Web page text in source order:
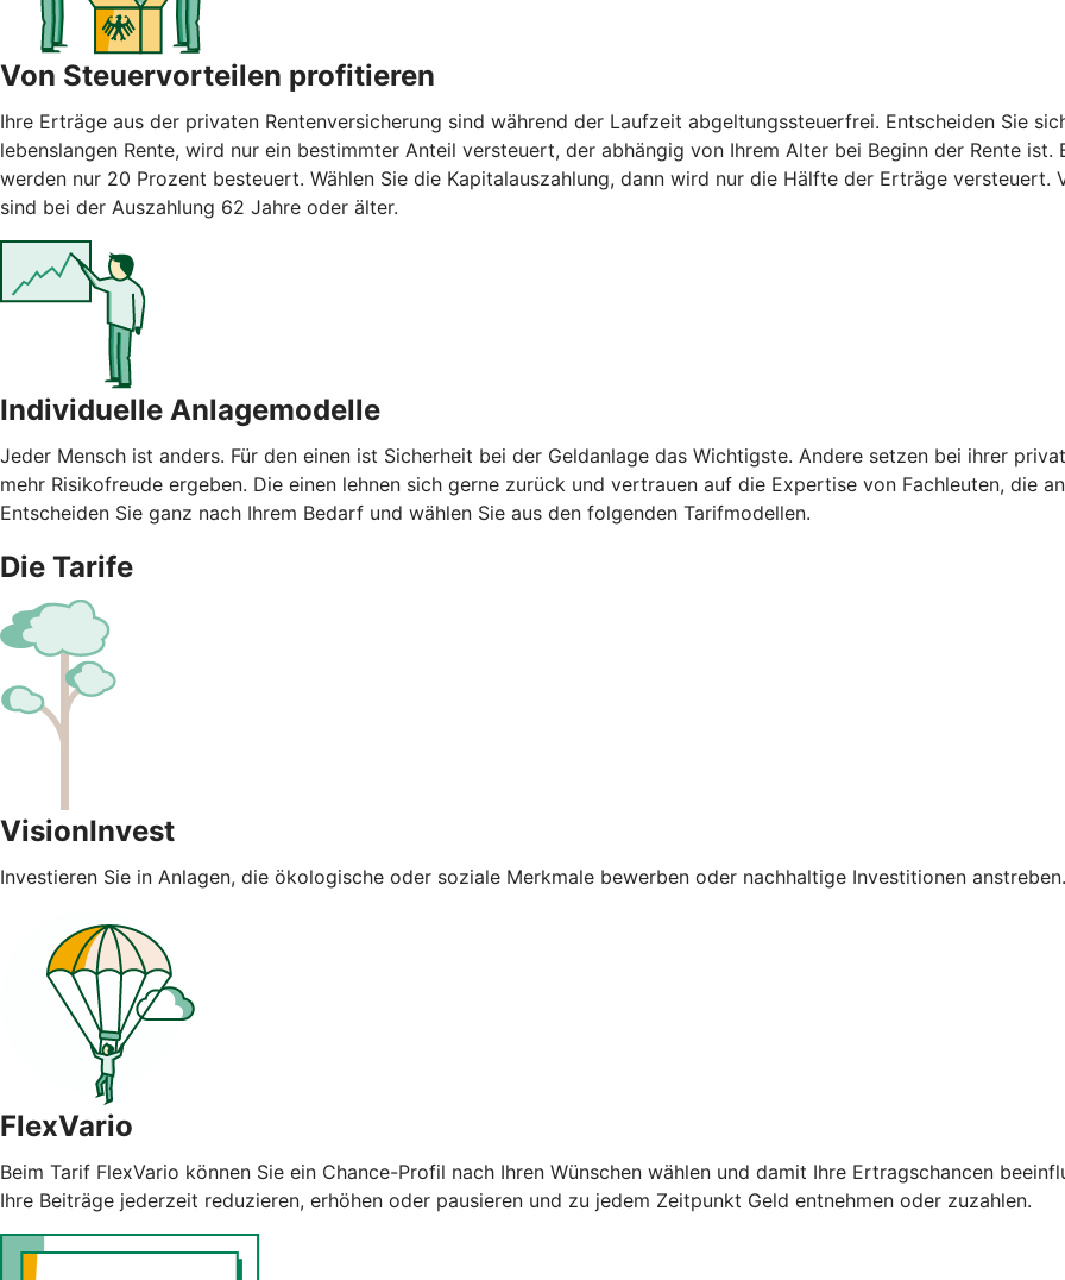
Von Steuervorteilen profitieren
Ihre Erträge aus der privaten Rentenversicherung sind während der Laufzeit abgeltungssteuerfrei. Entscheiden Sie
lebenslangen Rente, wird nur ein bestimmter Anteil versteuert, der abhängig von Ihrem Alter bei Beginn der Rente ist.
werden nur 20 Prozent besteuert. Wählen Sie die Kapitalauszahlung, dann wird nur die Hälfte der Erträge
sind bei der Auszahlung 62 Jahre oder älter.
Individuelle Anlagemodelle
Jeder Mensch ist anders. Für den einen ist Sicherheit bei der Geldanlage das Wichtigste. Andere setzen bei ihrer
mehr Risikofreude ergeben. Die einen lehnen sich gerne zurück und vertrauen auf die Expertise von Fachleuten, die
Entscheiden Sie ganz nach Ihrem Bedarf und wählen Sie aus den folgenden Tarifmodellen.
Die Tarife
VisionInvest
Investieren Sie in Anlagen, die ökologische oder soziale Merkmale bewerben oder nachhaltige Investitionen anstreben.
FlexVario
Beim Tarif FlexVario können Sie ein Chance-Profil nach Ihren Wünschen wählen und damit Ihre Ertragschancen
Ihre Beiträge jederzeit reduzieren, erhöhen oder pausieren und zu jedem Zeitpunkt Geld entnehmen oder zuzahlen.